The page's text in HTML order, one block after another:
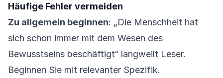
Häufige Fehler vermeiden
Zu allgemein beginnen: „Die Menschheit hat
sich schon immer mit dem Wesen des
Bewusstseins beschäftigt“ langweilt Leser.
Beginnen Sie mit relevanter Spezifik.